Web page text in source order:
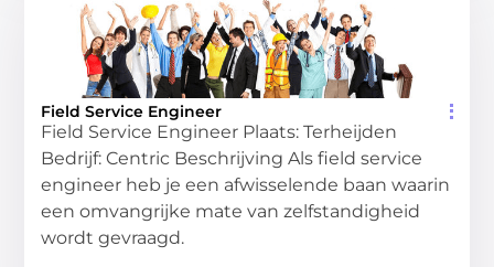
Field Service Engineer
Field Service Engineer Plaats: Terheijden
Bedrijf: Centric Beschrijving Als field service
engineer heb je een afwisselende baan waarin
een omvangrijke mate van zelfstandigheid
wordt gevraagd.